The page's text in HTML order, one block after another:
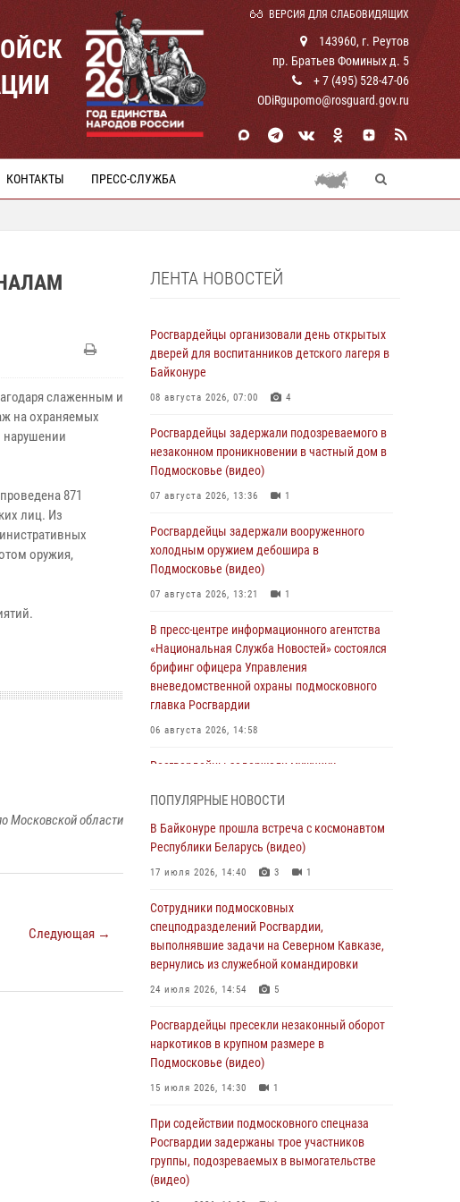
ВЕРСИЯ ДЛЯ СЛАБОВИДЯЩИХ
143960, г. Реутов
пр. Братьев Фоминых д. 5
+ 7 (495) 528-47-06
ODiRgupomo@rosguard.gov.ru
КОНТАКТЫ ПРЕСС-СЛУЖБА
слаженным и
на охраняемых
нарушении
871
лиц. Из
оружия,
Московской области
Следующая →
ЛЕНТА НОВОСТЕЙ
Росгвардейцы организовали день открытых
дверей для воспитанников детского лагеря в
Байконуре
08 августа 2026, 07:00 4
Росгвардейцы задержали подозреваемого в
незаконном проникновении в частный дом в
Подмосковье (видео)
07 августа 2026, 13:36 1
Росгвардейцы задержали вооруженного
холодным оружием дебошира в
Подмосковье (видео)
07 августа 2026, 13:21 1
В пресс-центре информационного агентства
«Национальная Служба Новостей» состоялся
брифинг офицера Управления
вневедомственной охраны подмосковного
главка Росгвардии
06 августа 2026, 14:58
Росгвардейцы задержали мужчину,
(видео)
06 августа 2026, 14:35 1
Росгвардейцы провели «Урок безопасности»
05 августа 2026, 15:52 4
При содействии подмосковного спецназа
Росгвардии задержаны подозреваемые в
организации незаконной миграции и
(видео)
05 августа 2026, 15:48 1
отработали навыки огневой подготовки на
комплексных учениях
04 августа 2026, 12:21 4
ПОПУЛЯРНЫЕ НОВОСТИ
В Байконуре прошла встреча с космонавтом
Республики Беларусь (видео)
17 июля 2026, 14:40 3 1
Сотрудники подмосковных
спецподразделений Росгвардии,
выполнявшие задачи на Северном Кавказе,
вернулись из служебной командировки
24 июля 2026, 14:54 5
Росгвардейцы пресекли незаконный оборот
наркотиков в крупном размере в
Подмосковье (видео)
15 июля 2026, 14:30 1
При содействии подмосковного спецназа
Росгвардии задержаны трое участников
группы, подозреваемых в вымогательстве
(видео)